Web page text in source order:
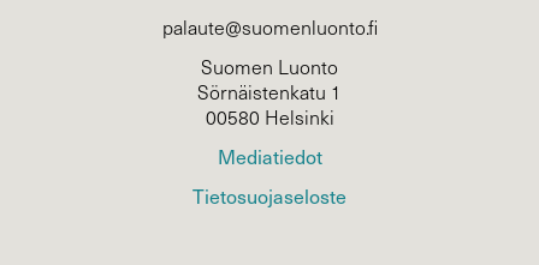
palaute@suomenluonto.fi
Suomen Luonto
Sörnäistenkatu 1
00580 Helsinki
Mediatiedot
Tietosuojaseloste